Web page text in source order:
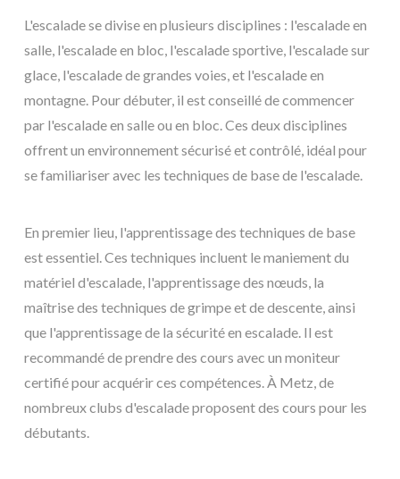
L'escalade se divise en plusieurs disciplines : l'escalade en
salle, l'escalade en bloc, l'escalade sportive, l'escalade sur
glace, l'escalade de grandes voies, et l'escalade en
montagne. Pour débuter, il est conseillé de commencer
par l'escalade en salle ou en bloc. Ces deux disciplines
offrent un environnement sécurisé et contrôlé, idéal pour
se familiariser avec les techniques de base de l'escalade.
En premier lieu, l'apprentissage des techniques de base
est essentiel. Ces techniques incluent le maniement du
matériel d'escalade, l'apprentissage des nœuds, la
maîtrise des techniques de grimpe et de descente, ainsi
que l'apprentissage de la sécurité en escalade. Il est
recommandé de prendre des cours avec un moniteur
certifié pour acquérir ces compétences. À Metz, de
nombreux clubs d'escalade proposent des cours pour les
débutants.